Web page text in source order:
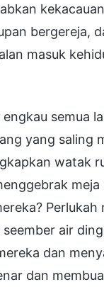
bergereja,
masuk
semua
yang saling
watak
meja
Perlukah
air
dan
dan